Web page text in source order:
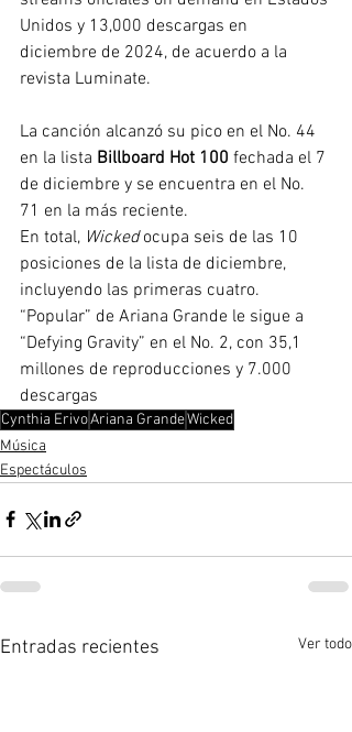
Unidos y 13,000 descargas en
diciembre de 2024, de acuerdo a la
revista Luminate.
La canción alcanzó su pico en el No. 44
en la lista Billboard Hot 100 fechada el 7
de diciembre y se encuentra en el No.
71 en la más reciente.
En total, Wicked ocupa seis de las 10
posiciones de la lista de diciembre,
incluyendo las primeras cuatro.
“Popular” de Ariana Grande le sigue a
“Defying Gravity” en el No. 2, con 35,1
millones de reproducciones y 7.000
descargas
Cynthia ErivoAriana GrandeWicked
Música
Espectáculos
Entradas recientes Ver todo